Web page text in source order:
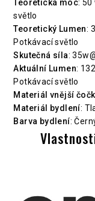
Teoretická moc: 50
světlo
Teoretický Lumen:
Potkávací světlo
Skutečná síla:
Aktuální Lumen:
Potkávací světlo
Materiál vnější
Materiál bydlení:
Barva bydlení: